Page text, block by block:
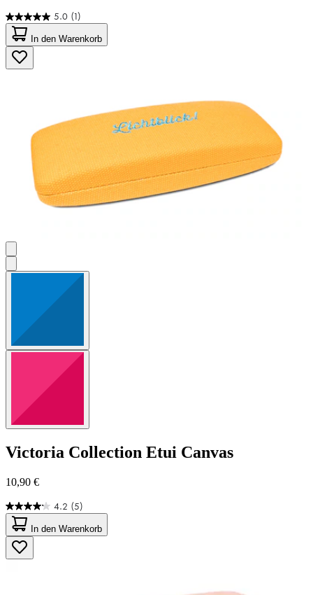
5.0 (1)
5.0
von
5
Sternen.
1
In den Warenkorb
Victoria Collection Etui Canvas
10,90 €
4.2 (5)
4.2
von
5
Sternen.
5
In den Warenkorb